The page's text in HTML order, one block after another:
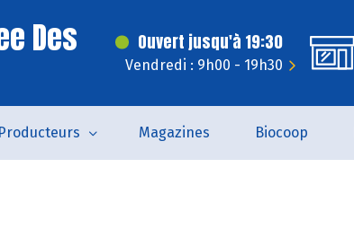
Des Ouvert jusqu'à 19:30
Vendredi : 9h00 - 19h30
Producteurs Magazines Biocoop